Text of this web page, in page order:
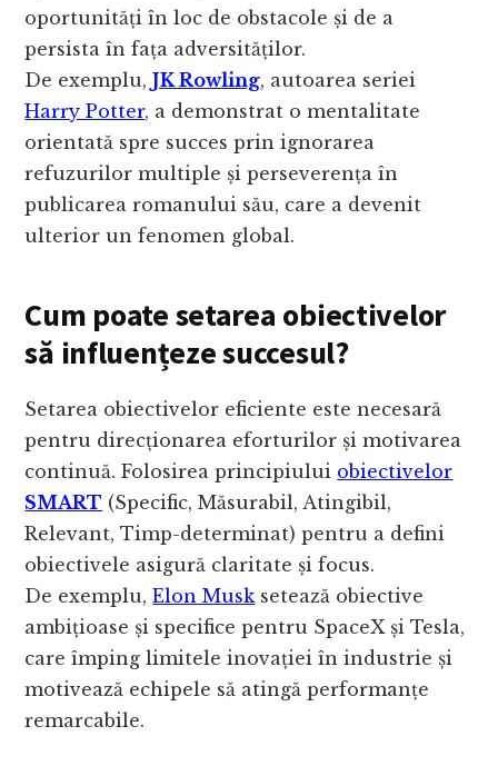
oportunități în loc de obstacole și de a
persista în fața adversităților.
De exemplu,JK Rowling, autoarea seriei
Harry Potter, a demonstrat o mentalitate
orientată spre succes prin ignorarea
refuzurilor multiple și perseverența în
publicarea romanului său, care a devenit
ulterior un fenomen global.
Cum poate setarea obiectivelor
să influențeze succesul?
Setarea obiectivelor eficiente este necesară
pentru direcționarea eforturilor și motivarea
continuă. Folosirea principiului obiectivelor
SMART (Specific, Măsurabil, Atingibil,
Relevant, Timp-determinat) pentru a defini
obiectivele asigură claritate și focus.
De exemplu,Elon Musksetează obiective
ambițioase și specifice pentru SpaceX și Tesla,
care împing limitele inovației în industrie și
motivează echipele să atingă performanțe
remarcabile.